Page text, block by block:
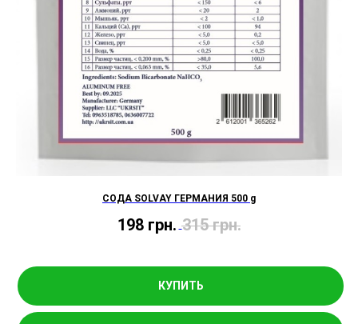
СОДА SOLVAY ГЕРМАНИЯ 500 g
198 грн. 315 грн.
КУПИТЬ